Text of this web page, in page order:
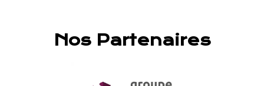
Nos Partenaires